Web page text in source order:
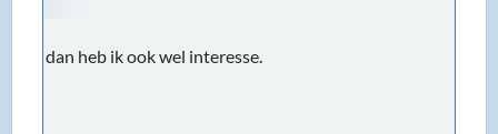
dan heb ik ook wel interesse.